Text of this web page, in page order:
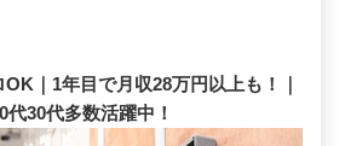
｜1年目で月収28万円以上も！｜
30代多数活躍中！